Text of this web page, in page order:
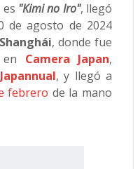
"Kimi no Iro", llegó
de agosto de 2024
Shanghái, donde fue
Camera Japan,
Japannual, y llegó a
febrero de la mano